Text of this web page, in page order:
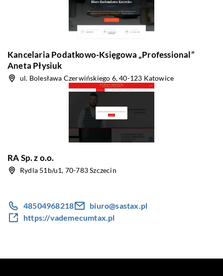
Kancelaria Podatkowo-Księgowa „Professional”
Aneta Płysiuk
ul. Bolesława Czerwińskiego 6, 40-123 Katowice
RA Sp. z o.o.
Rydla 51b/u1, 70-783 Szczecin
48504968218
biuro@sastax.pl
https://vademecumtax.pl